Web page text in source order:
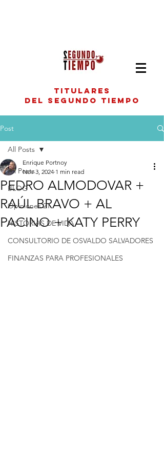
titulares
del segundo tiempo
Post
All Posts
BLOG
Opiniones 2T
HISTORIAS DE VIDA
CONSULTORIO DE OSVALDO SALVADORES
FINANZAS PARA PROFESIONALES
All Posts
PEDRO ALMODOVAR +
RAÚL BRAVO + AL
PACINO + KATY PERRY
Enrique Portnoy
Nov 3, 2024 1 min read